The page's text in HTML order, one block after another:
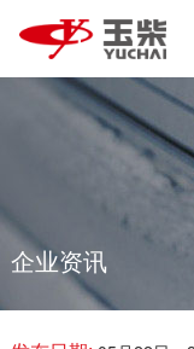
企业资讯